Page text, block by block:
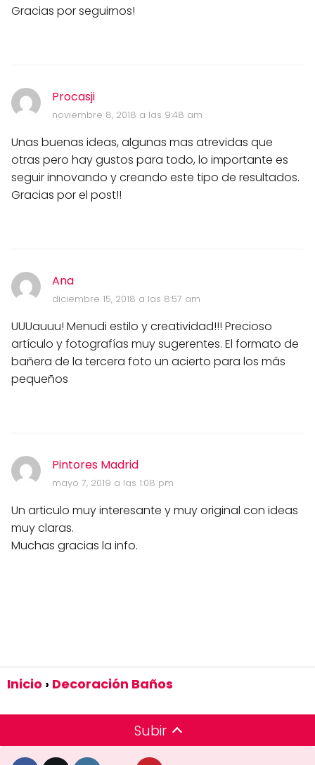
Gracias por seguirnos!
Procasji
noviembre 8, 2018 a las 9:48 am
Unas buenas ideas, algunas mas atrevidas que
otras pero hay gustos para todo, lo importante es
seguir innovando y creando este tipo de resultados.
Gracias por el post!!
Ana
diciembre 15, 2018 a las 8:57 am
UUUauuu! Menudi estilo y creatividad!!! Precioso
artículo y fotografías muy sugerentes. El formato de
bañera de la tercera foto un acierto para los más
pequeños
Pintores Madrid
mayo 7, 2019 a las 1:08 pm
Un articulo muy interesante y muy original con ideas
muy claras.
Muchas gracias la info.
Inicio Decoración Baños
Subir